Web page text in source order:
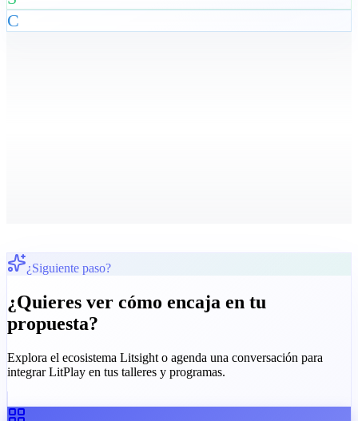
C
¿Siguiente paso?
¿Quieres ver cómo encaja en tu
propuesta?
Explora el ecosistema Litsight o agenda una conversación para
integrar LitPlay en tus talleres y programas.